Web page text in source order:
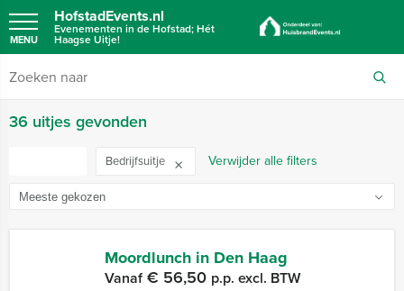
HofstadEvents.nl
Evenementen in de Hofstad; Hét
Haagse Uitje!
MENU
36 uitjes gevonden
Bedrijfsuitje Verwijder alle filters
Moordlunch in Den Haag
Vanaf€ 56,50 p.p. excl. BTW